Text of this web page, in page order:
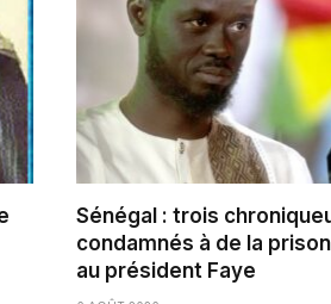
Sénégal : trois
condamnés à de la
au président Faye